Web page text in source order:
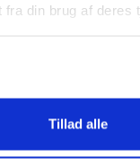
fra din brug af deres
Tillad alle
til overs i forbindelse
Det blev
søn Dirch) sidste år
Skabet rummer i
tidligere har tænkt
og blankt stål
meget fint lille billede
af en snarrådig